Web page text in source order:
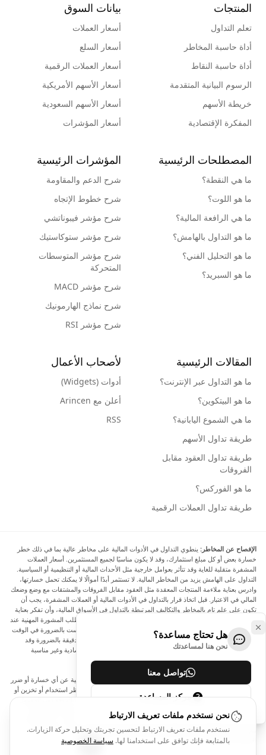
المنتجات
تعلم التداول
أداة حاسبة المخاطر
أداة حاسبة النقاط
الرسوم البيانية المتقدمة
خريطة الأسهم
المفكرة الإقتصادية
بيانات السوق
أسعار العملات
أسعار السلع
أسعار العملات الرقمية
أسعار الأسهم الأمريكية
أسعار الأسهم السعودية
أسعار المؤشرات
المصطلحات الرئيسية
ما هي النقطة؟
ما هو اللوت؟
ما هي الرافعة المالية؟
ما هو التداول بالهامش؟
ما هو التحليل الفني؟
ما هو السبريد؟
المؤشرات الرئيسية
شرح الدعم والمقاومة
شرح خطوط الإتجاه
شرح مؤشر فيبوناتشي
شرح مؤشر ستوكاستيك
شرح مؤشر المتوسطات
المتحركة
شرح مؤشر MACD
شرح نماذج الهارمونيك
شرح مؤشر RSI
المقالات الرئيسية
ما هو التداول عبر الإنترنت؟
ما هو البيتكوين؟
ما هي الشموع اليابانية؟
طريقة تداول الأسهم
طريقة تداول العقود مقابل
الفروقات
ما هو الفوركس؟
طريقة تداول العملات الرقمية
لأصحاب الأعمال
أدوات (Widgets)
أعلن مع Arincen
RSS
الإفصاح عن المخاطر: ينطوي التداول في الأدوات المالية على مخاطر عالية بما في ذلك خطر
خسارة بعض أو كل مبلغ استثمارك، وقد لا يكون مناسبًا لجميع المستثمرين. أسعار العملات
المشفرة متقلبة للغاية وقد تتأثر بعوامل خارجية مثل الأحداث المالية أو التنظيمية أو السياسية.
التداول على الهامش يزيد من المخاطر المالية. لا تستثمر أبدًا أموالًا لا يمكنك تحمل خسارتها،
وادرس بعناية ملاءمة المنتجات المعقدة مثل العقود مقابل الفروقات والمشتقات مع وضع وضعك
المالي في الاعتبار. قبل اتخاذ قرار بالتداول في الأدوات المالية أو العملات المشفرة، يجب أن
تكون على علم تام بالمخاطر والتكاليف المرتبطة بالتداول في الأسواق المالية، وأن تفكر بعناية
في أهدافك الاستثمارية ومستوى خبرتك ورغبتك في المخاطرة، وأن تطلب المشورة المهنية عند
الحاجة. تود Arincen أن تذكرك بأن البيانات الواردة في هذا الموقع ليست بالضرورة في الوقت
الفعلي وليست دقيقة. البيانات والأسعار الموجودة على الموقع ليست دقيقة بالضرورة وقد
تختلف عن السعر الفعلي في أي سوق معينة، مما يعني أن الأسعار إرشادية وغير مناسبة
لأغراض التداول.
لن يتحمل Arincen وأي مزود للبيانات الواردة في هذا الموقع المسؤولية عن أي خسارة أو ضرر
نتيجة لتداولك، أو اعتمادك على المعلومات الواردة في هذا الموقع. يحظر استخدام أو تخزين أو
إعادة إنتاج أو عرض أو تعديل أو نقل أو توزيع البيانات الموجودة في هذا الموقع دون الحصول
على إذن كتابي صريح مسبق من Arincen و/أو مزود البيانات. جميع حقوق الملكية الفكرية
محفوظة من قبل مقدمي الخدمة و/أو البورصة التي تقدم البيانات الواردة في هذا الموقع. قد
يتم تعويض Arincen من قبل المعلنين الذين يظهرون على الموقع، بناءً على تفاعلك مع
الإعلانات أو المعلنين.
هل تحتاج مساعدة؟
نحن هنا لمساعدتك
تواصل معنا
مركز المساعدة
نحن نستخدم ملفات تعريف الارتباط
نستخدم ملفات تعريف الارتباط لتحسين تجربتك وتحليل حركة الزيارات.
بالمتابعة فإنك توافق على استخدامنا لها. سياسة الخصوصية